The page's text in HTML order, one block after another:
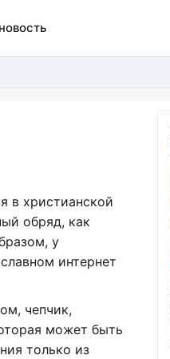
в христианской
обряд, как
у
интернет
чепчик,
может быть
только из